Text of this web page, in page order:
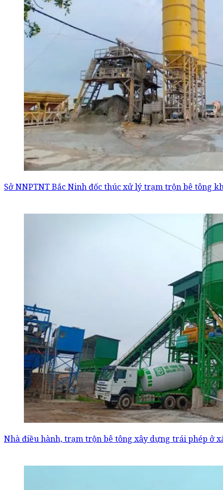
Sở NNPTNT Bắc Ninh đốc thúc xử lý trạm trộn bê tông
Nhà điều hành, trạm trộn bê tông xây dựng trái phép ở